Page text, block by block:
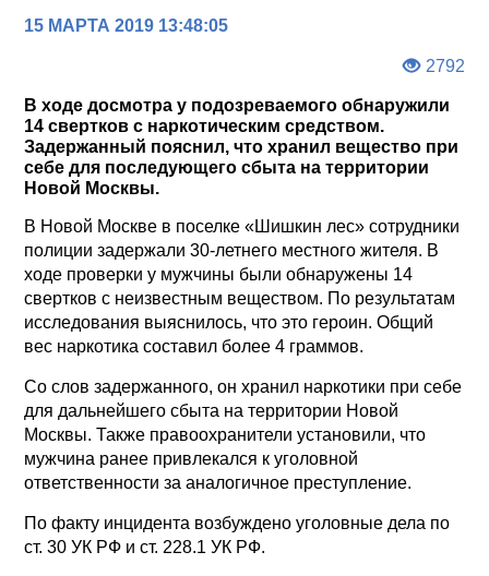
15 МАРТА 2019 13:48:05
2792
В ходе досмотра у подозреваемого обнаружили
14 свертков с наркотическим средством.
Задержанный пояснил, что хранил вещество при
себе для последующего сбыта на территории
Новой Москвы.
В Новой Москве в поселке «Шишкин лес» сотрудники
полиции задержали 30-летнего местного жителя. В
ходе проверки у мужчины были обнаружены 14
свертков с неизвестным веществом. По результатам
исследования выяснилось, что это героин. Общий
вес наркотика составил более 4 граммов.
Со слов задержанного, он хранил наркотики при себе
для дальнейшего сбыта на территории Новой
Москвы. Также правоохранители установили, что
мужчина ранее привлекался к уголовной
ответственности за аналогичное преступление.
По факту инцидента возбуждено уголовные дела по
ст. 30 УК РФ и ст. 228.1 УК РФ.